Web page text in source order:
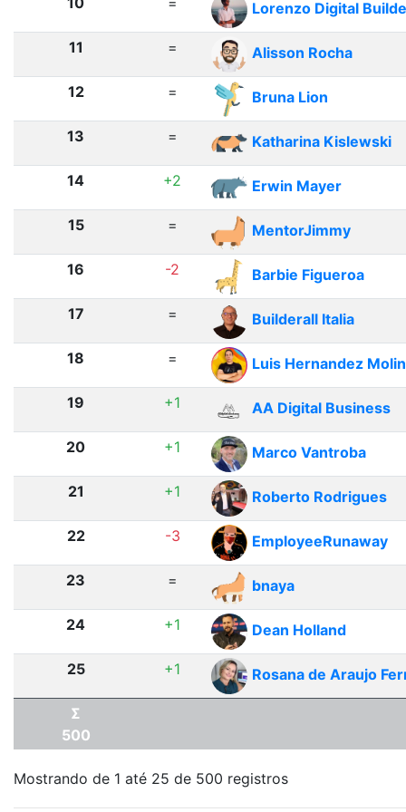
Lorenzo Digital
11 = Alisson Rocha
12 = Bruna Lion
13 = Katharina Kislewski
14 +2 Erwin Mayer
15 = MentorJimmy
16 -2 Barbie Figueroa
17 = Builderall Italia
18 = Luis Hernandez
19 +1 AA Digital Business
20 +1 Marco Vantroba
21 +1 Roberto Rodrigues
22 -3 EmployeeRunaway
23 = bnaya
24 +1 Dean Holland
25 +1 Rosana de Araujo
Σ
500
Mostrando de 1 até 25 de 500 registros